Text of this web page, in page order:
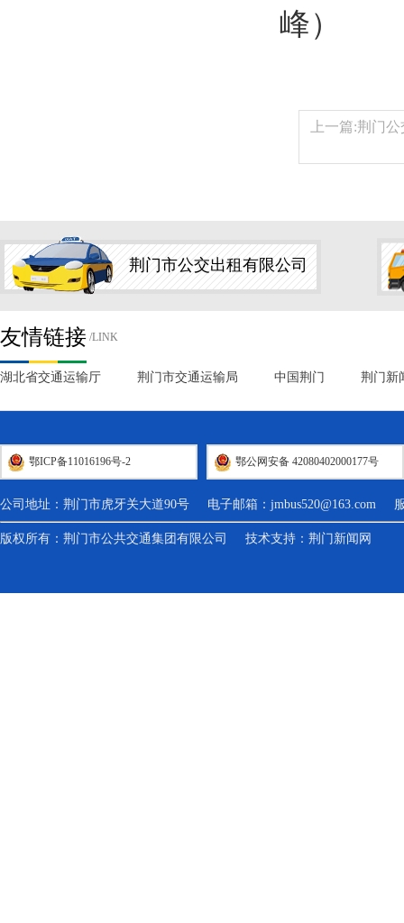
峰）
上一篇:荆门
荆门市公交出租有限公司
友情链接 /LINK
湖北省交通运输厅 荆门市交通运输局 中国荆门 荆门新
鄂ICP备11016196号-2 鄂公网安备 42080402000177号
公司地址：荆门市虎牙关大道90号 电子邮箱： jmbus520@163.com 服
版权所有：荆门市公共交通集团有限公司 技术支持： 荆门新闻网